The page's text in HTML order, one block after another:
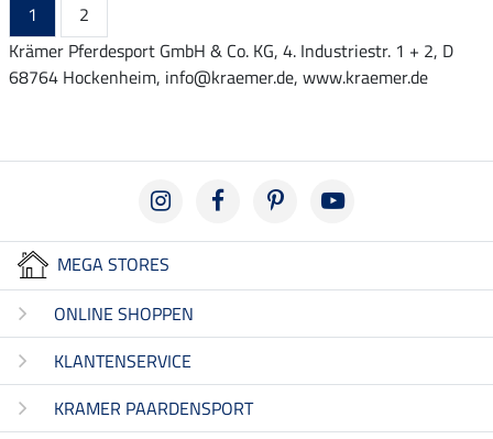
1
2
Krämer Pferdesport GmbH & Co. KG, 4. Industriestr. 1 + 2, D
68764 Hockenheim, info@kraemer.de, www.kraemer.de
MEGA STORES
ONLINE SHOPPEN
KLANTENSERVICE
KRAMER PAARDENSPORT